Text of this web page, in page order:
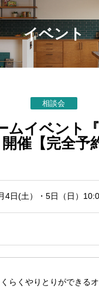
イベント
相談会
ムイベント
催【完全予
4日(土）・5日（日）
らくやりとりができる